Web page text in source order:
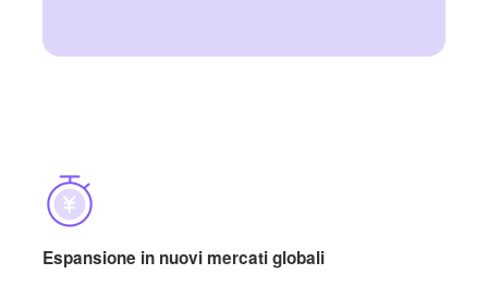
Espansione in nuovi mercati globali